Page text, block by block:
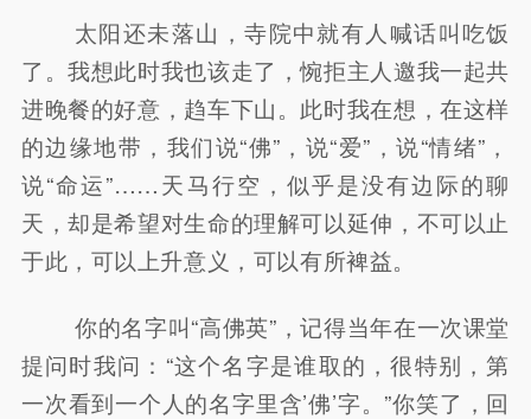
太阳还未落山，寺院中就有人喊话叫吃饭
了。我想此时我也该走了，惋拒主人邀我一起共
进晚餐的好意，趋车下山。此时我在想，在这样
的边缘地带，我们说“佛”，说“爱”，说“情绪”，
说“命运”……天马行空，似乎是没有边际的聊
天，却是希望对生命的理解可以延伸，不可以止
于此，可以上升意义，可以有所裨益。
你的名字叫“高佛英”，记得当年在一次课堂
提问时我问：“这个名字是谁取的，很特别，第
一次看到一个人的名字里含’佛’字。”你笑了，回